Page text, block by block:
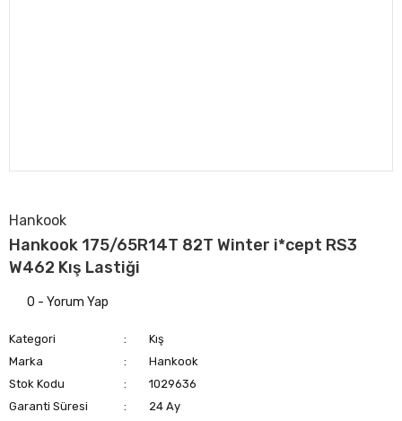
Hankook
Hankook 175/65R14T 82T Winter i*cept RS3
W462 Kış Lastiği
0 - Yorum Yap
Kategori
Kış
Marka
Hankook
Stok Kodu
1029636
Garanti Süresi
24 Ay